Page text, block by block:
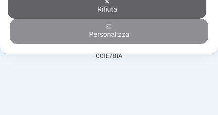
Automazione
HOME/PRODOTTI/AUTOMAZIONE/PORTE BASCULANTI SEZIONALI/
001E781A
Rifiuta
Personalizza